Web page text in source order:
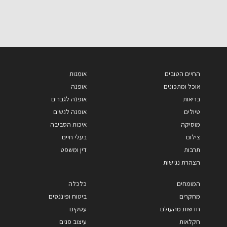
החיים הטובים
אוכל ומתכונים
בריאות
טיולים
מוסיקה
צילום
תרבות
הצהרת נגישות
אומנות
אופנה
אופנה לגברים
אופנה לנשים
איכות הסביבה
בעלי חיים
דין ומשפט
המומחים
מחקרים
חדשות מהעולם
חקלאות
כלכלה
ביטוח ופיננסים
עסקים
עיצוב פנים